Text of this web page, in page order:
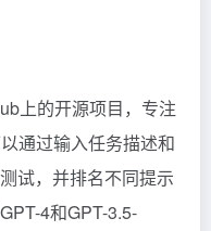
上的开源项目，专注
通过输入任务描述和
试，并排名不同提示
4和GPT-3.5-